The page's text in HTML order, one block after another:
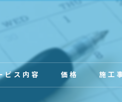
ビス内容 価格 施工